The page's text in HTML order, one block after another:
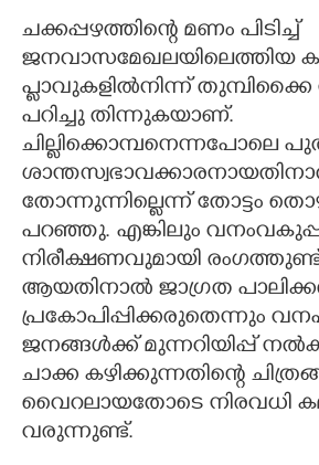
ചക്കപ്പഴത്തിന്റെ മണം പിടിച്ച്
ജനവാസമേഖലയിലെത്തിയ
പ്ലാവുകളിൽനിന്ന് തുമ്പിക്കൈ
പറിച്ചു തിന്നുകയാണ്.
ചില്ലിക്കൊമ്പനെന്നപോലെ
തോന്നുന്നില്ലെന്ന് തോട്ടം
പറഞ്ഞു. എങ്കിലും
നിരീക്ഷണവുമായി
ആയതിനാൽ ജാഗ്രത
പ്രകോപിപ്പിക്കരുതെന്നും
ജനങ്ങൾക്ക് മുന്നറിയിപ്പ്
ചാക്ക കഴിക്കുന്നതിന്റെ
വെെറലായതോടെ നിരവധി
വരുന്നുണ്ട്.